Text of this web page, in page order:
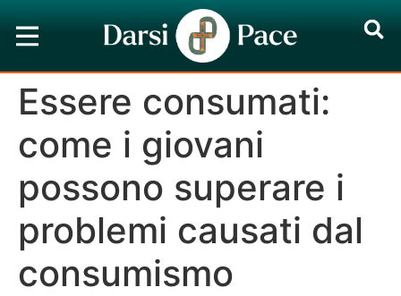
Essere consumati:
come i giovani
possono superare i
problemi causati dal
consumismo